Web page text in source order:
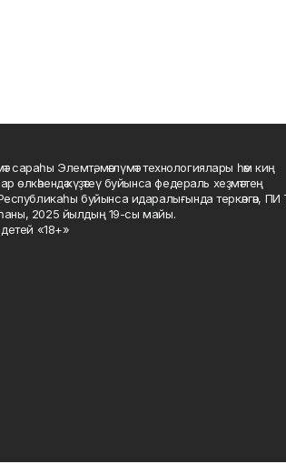
сараһы Элемтә, мәғлүмәт технологиялары һәм киң
өлкәһендә күҙәтеү буйынса федераль хеҙмәттең
буйынса идаралығында теркәлгән,
һаны, 2025 йылдың 19-сы майы.
«18+»